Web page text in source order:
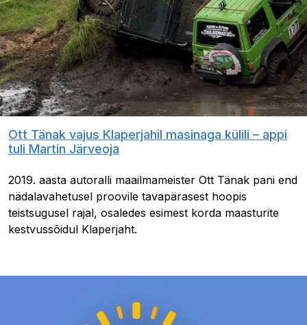
Ott Tänak vajus Klaperjahil masinaga külili – appi
tuli Martin Järveoja
2019. aasta autoralli maailmameister Ott Tänak pani end
nädalavahetusel proovile tavapärasest hoopis
teistsugusel rajal, osaledes esimest korda maasturite
kestvussõidul Klaperjaht.